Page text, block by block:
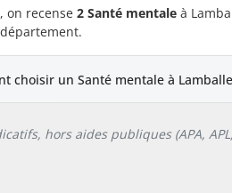
on recense 2 Santé mentale à
choisir un Santé mentale à
hors aides publiques (APA,